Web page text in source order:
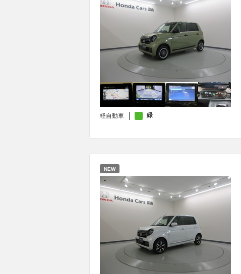
軽自動車 緑
NEW